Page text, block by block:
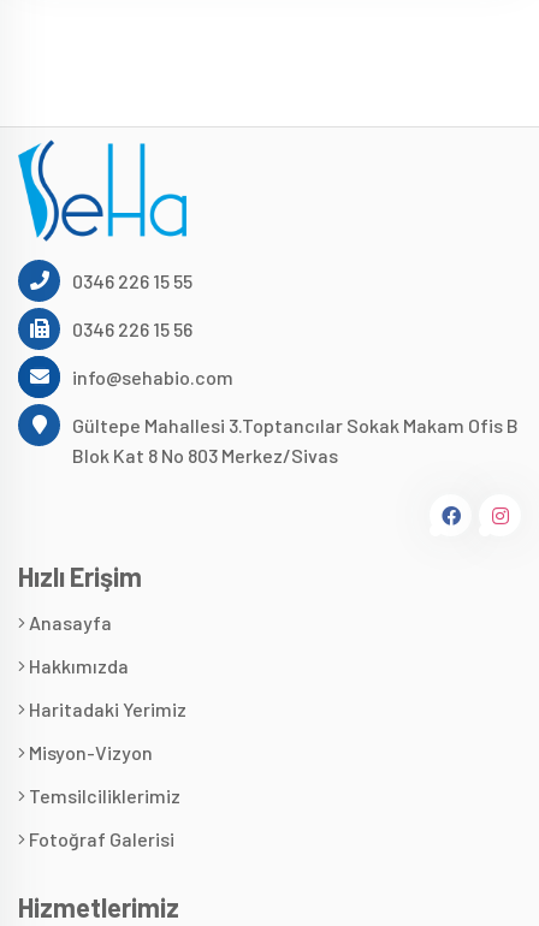
0346 226 15 55
0346 226 15 56
info@sehabio.com
Gültepe Mahallesi 3.Toptancılar Sokak Makam Ofis B
Blok Kat 8 No 803 Merkez/Sivas
Hızlı Erişim
Anasayfa
Hakkımızda
Haritadaki Yerimiz
Misyon-Vizyon
Temsilciliklerimiz
Fotoğraf Galerisi
Hizmetlerimiz